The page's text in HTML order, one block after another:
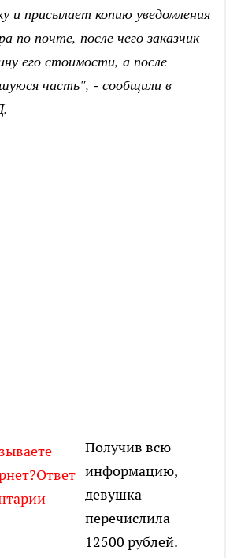
и присылает копию уведомления
по почте, после чего заказчик
его стоимости, а после
часть", - сообщили в
Получив всю
информацию,
девушка
перечислила
12500 рублей.